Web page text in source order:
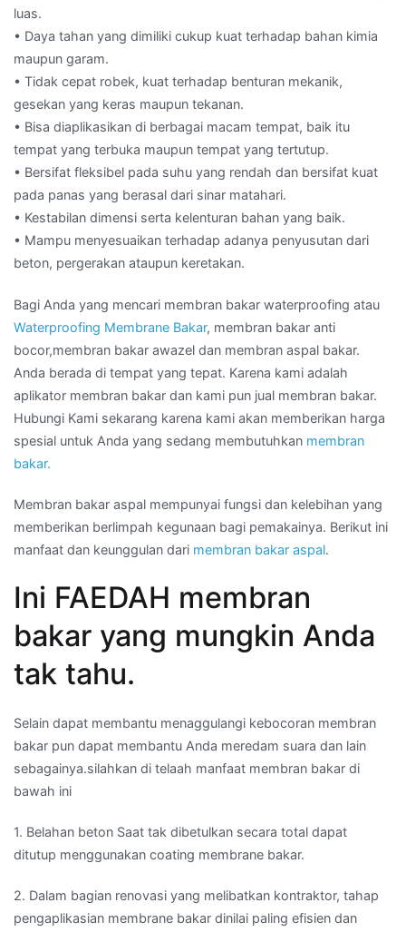
luas.
• Daya tahan yang dimiliki cukup kuat terhadap bahan kimia
maupun garam.
• Tidak cepat robek, kuat terhadap benturan mekanik,
gesekan yang keras maupun tekanan.
• Bisa diaplikasikan di berbagai macam tempat, baik itu
tempat yang terbuka maupun tempat yang tertutup.
• Bersifat fleksibel pada suhu yang rendah dan bersifat kuat
pada panas yang berasal dari sinar matahari.
• Kestabilan dimensi serta kelenturan bahan yang baik.
• Mampu menyesuaikan terhadap adanya penyusutan dari
beton, pergerakan ataupun keretakan.
Bagi Anda yang mencari membran bakar waterproofing atau
Waterproofing Membrane Bakar, membran bakar anti
bocor,membran bakar awazel dan membran aspal bakar.
Anda berada di tempat yang tepat. Karena kami adalah
aplikator membran bakar dan kami pun jual membran bakar.
Hubungi Kami sekarang karena kami akan memberikan harga
spesial untuk Anda yang sedang membutuhkan membran
bakar.
Membran bakar aspal mempunyai fungsi dan kelebihan yang
memberikan berlimpah kegunaan bagi pemakainya. Berikut ini
manfaat dan keunggulan dari membran bakar aspal.
Ini FAEDAH membran
bakar yang mungkin Anda
tak tahu.
Selain dapat membantu menaggulangi kebocoran membran
bakar pun dapat membantu Anda meredam suara dan lain
sebagainya.silahkan di telaah manfaat membran bakar di
bawah ini
1. Belahan beton Saat tak dibetulkan secara total dapat
ditutup menggunakan coating membrane bakar.
2. Dalam bagian renovasi yang melibatkan kontraktor, tahap
pengaplikasian membrane bakar dinilai paling efisien dan